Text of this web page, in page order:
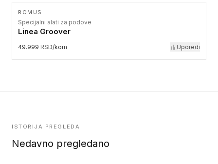
ROMUS
Specijalni alati za podove
Linea Groover
49.999 RSD/kom Uporedi
ISTORIJA PREGLEDA
Nedavno pregledano